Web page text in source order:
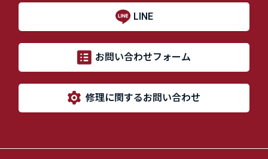
LINE
お問い合わせフォーム
修理に関するお問い合わせ